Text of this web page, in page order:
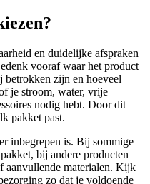
en duidelijke afspraken
vooraf waar het product
betrokken zijn en hoeveel
je stroom, water, vrije
nodig hebt. Door dit
pakket past.
inbegrepen is. Bij sommige
bij andere producten
aanvullende materialen. Kijk
zo dat je voldoende